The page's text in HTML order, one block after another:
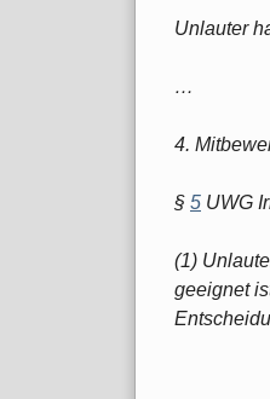
Unlauter
…
4.
§ 5 UWG
(1)
geeignet